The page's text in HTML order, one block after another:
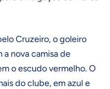
Cruzeiro, o goleiro
a nova camisa de
o escudo vermelho. O
do clube, em azul e